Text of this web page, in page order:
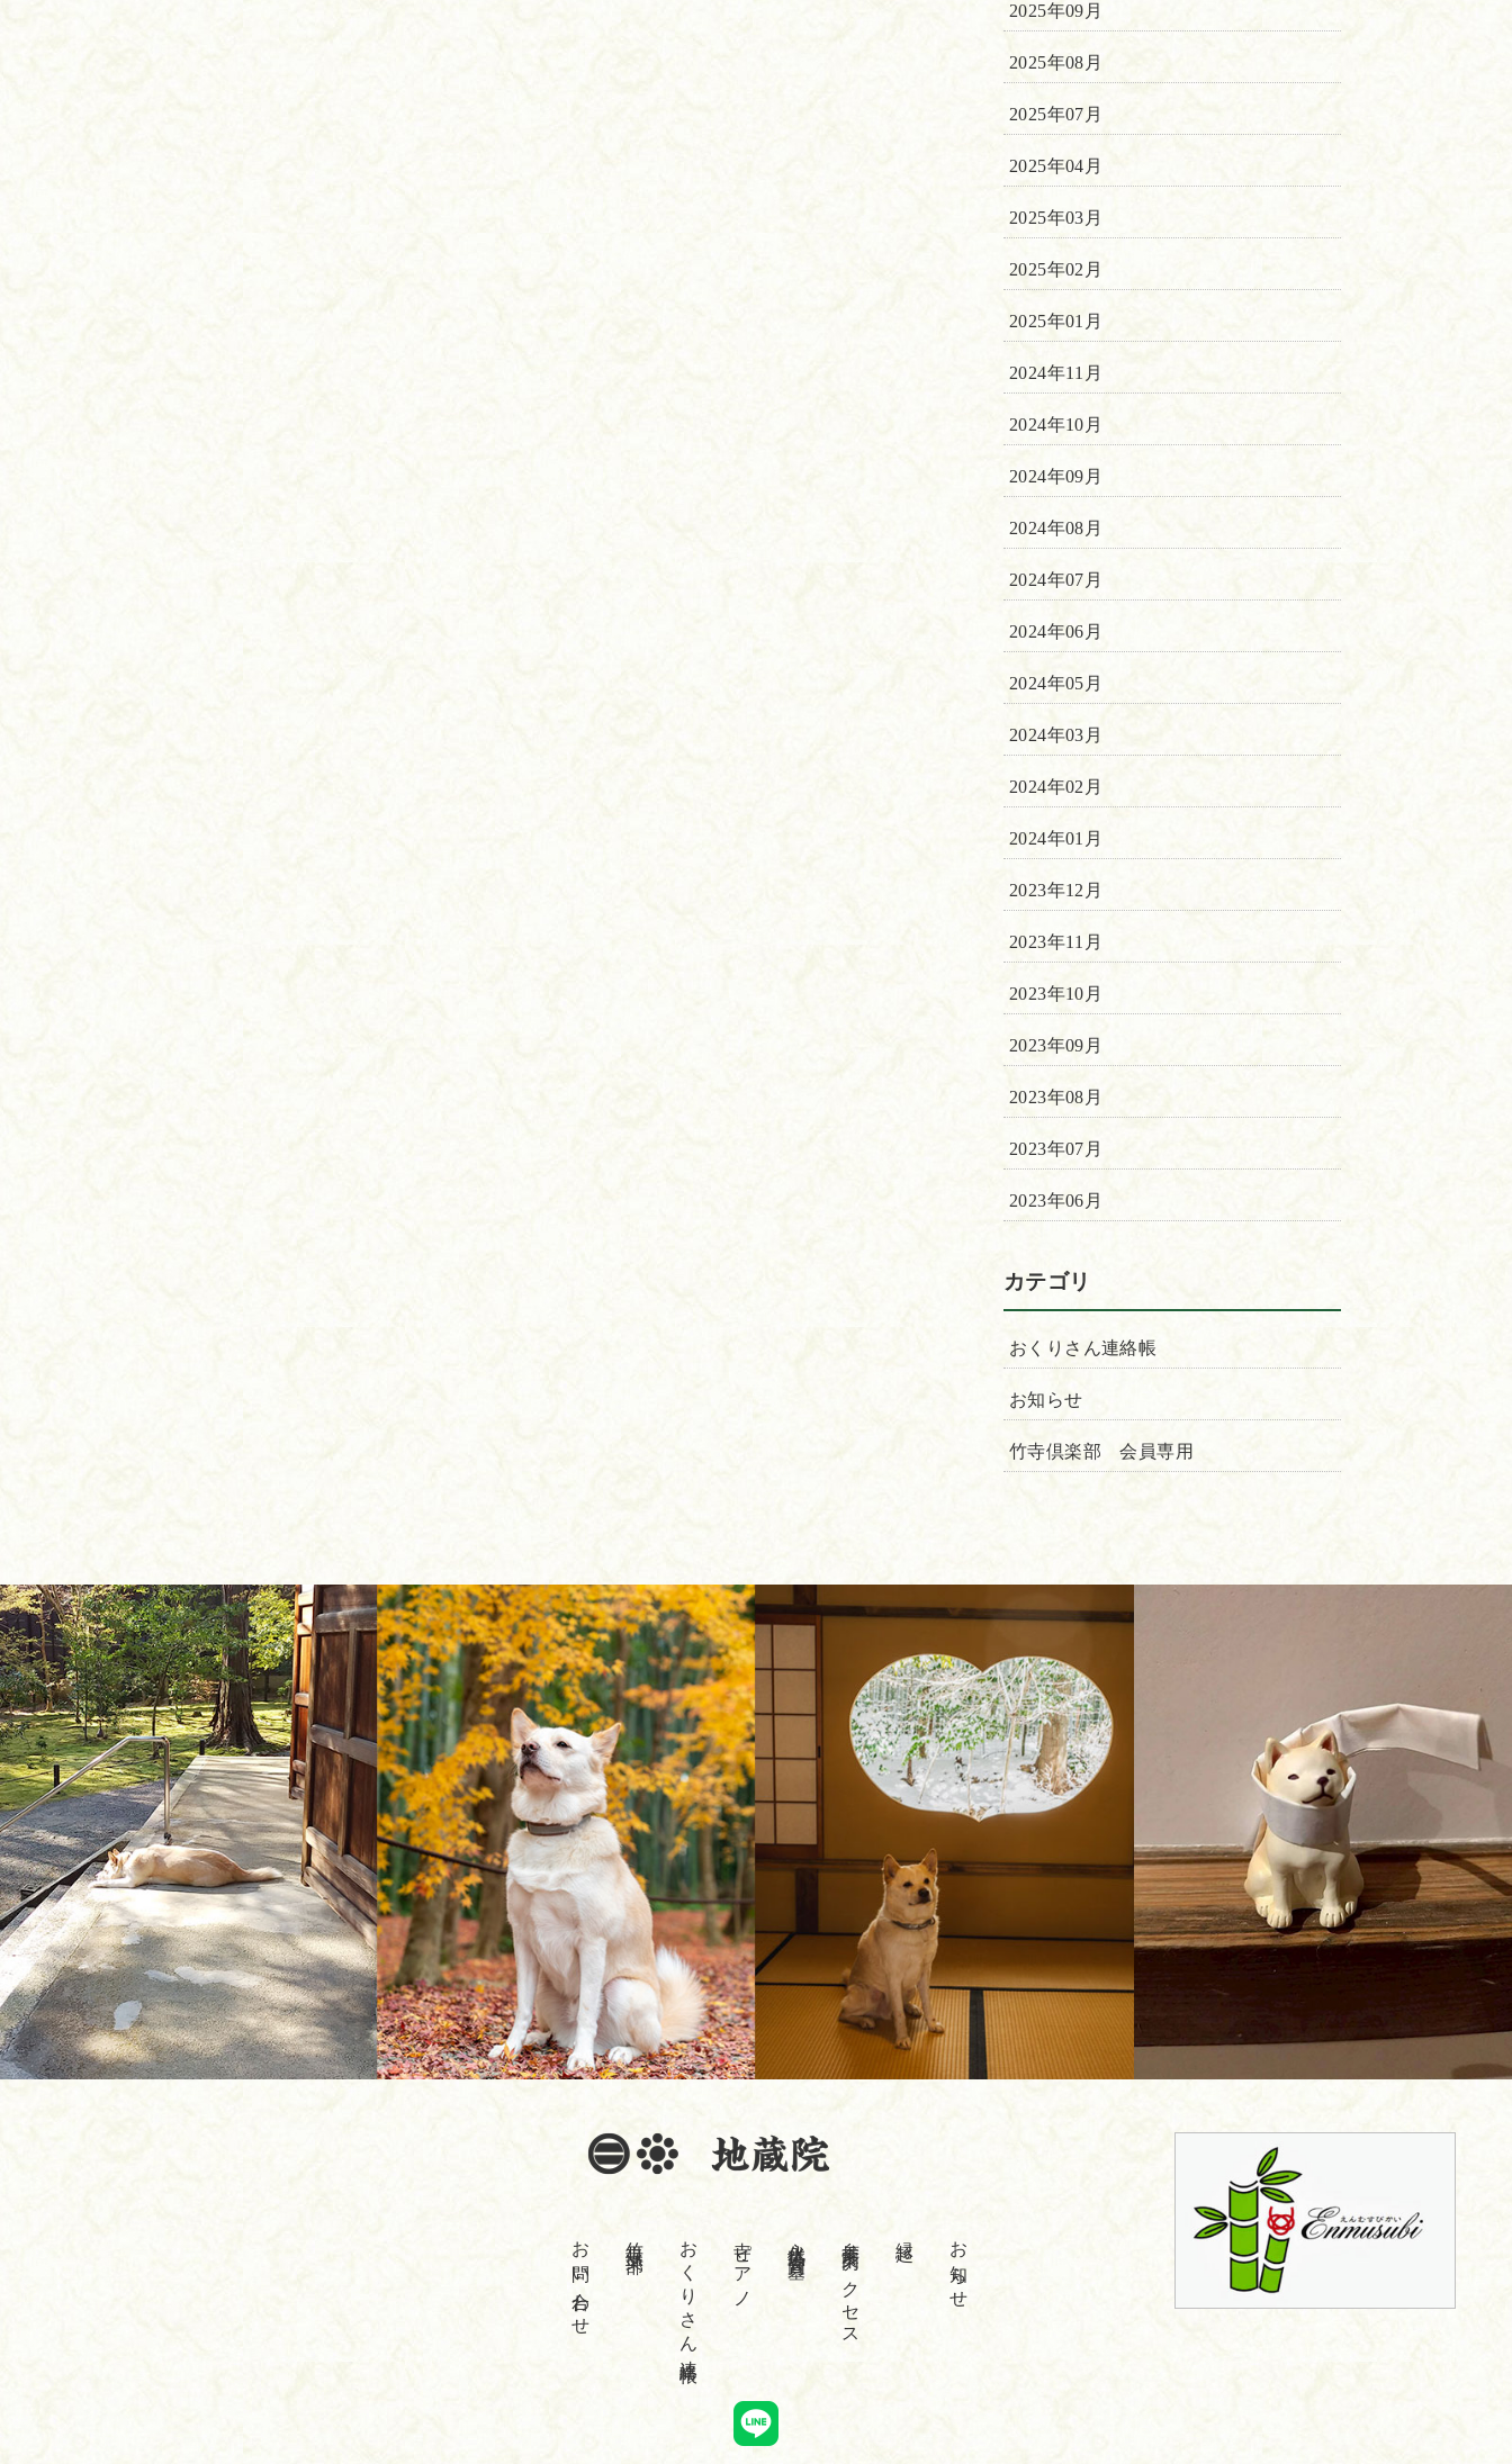
2025年09月
2025年08月
2025年07月
2025年04月
2025年03月
2025年02月
2025年01月
2024年11月
2024年10月
2024年09月
2024年08月
2024年07月
2024年06月
2024年05月
2024年03月
2024年02月
2024年01月
2023年12月
2023年11月
2023年10月
2023年09月
2023年08月
2023年07月
2023年06月
カテゴリ
おくりさん連絡帳
お知らせ
竹寺倶楽部 会員専用
お知らせ
参拝案内・アクセス
永代供養合同墓
寺ピアノ
おくりさん連絡帳
お問い合わせ